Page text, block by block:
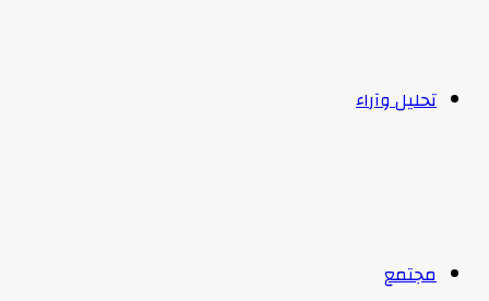
تحليل وآراء
مجتمع